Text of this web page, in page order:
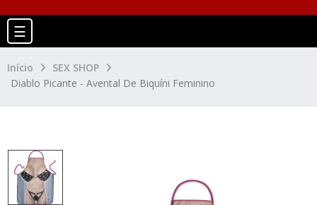
Toggle navigation
☰
Início
SEX SHOP
Diablo Picante - Avental De Biquíni Feminino